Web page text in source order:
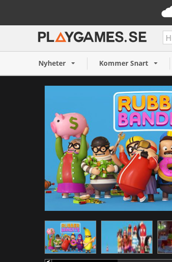
Nyheter Kommer Snart
Rubber Bandits (PC)